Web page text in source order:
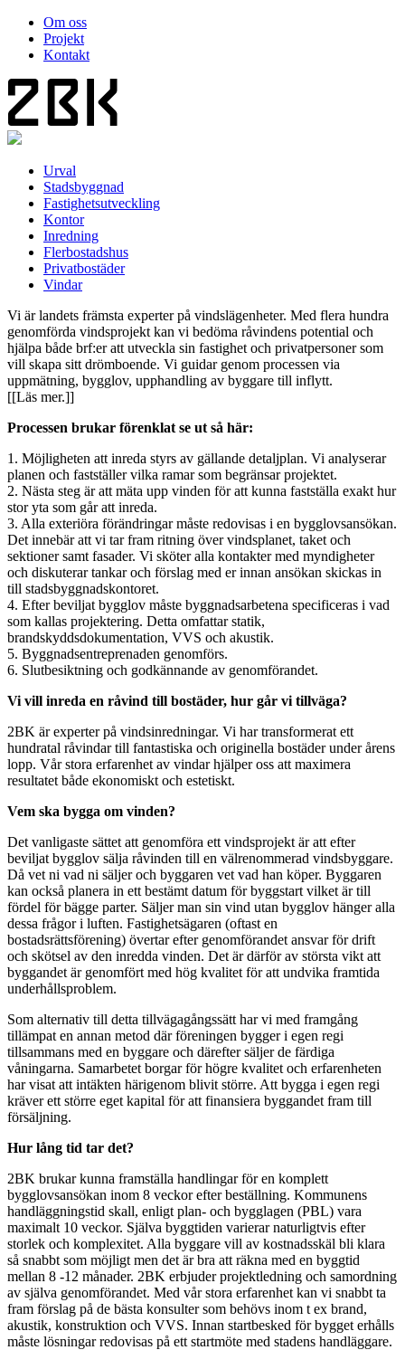
Om oss
Projekt
Kontakt
Urval
Stadsbyggnad
Fastighetsutveckling
Kontor
Inredning
Flerbostadshus
Privatbostäder
Vindar
Vi är landets främsta experter på vindslägenheter. Med flera hundra
genomförda vindsprojekt kan vi bedöma råvindens potential och
hjälpa både brf:er att utveckla sin fastighet och privatpersoner som
vill skapa sitt drömboende. Vi guidar genom processen via
uppmätning, bygglov, upphandling av byggare till inflytt.
[[Läs mer.]]
Processen brukar förenklat se ut så här:
1. Möjligheten att inreda styrs av gällande detaljplan. Vi analyserar
planen och fastställer vilka ramar som begränsar projektet.
2. Nästa steg är att mäta upp vinden för att kunna fastställa exakt hur
stor yta som går att inreda.
3. Alla exteriöra förändringar måste redovisas i en bygglovsansökan.
Det innebär att vi tar fram ritning över vindsplanet, taket och
sektioner samt fasader. Vi sköter alla kontakter med myndigheter
och diskuterar tankar och förslag med er innan ansökan skickas in
till stadsbyggnadskontoret.
4. Efter beviljat bygglov måste byggnadsarbetena specificeras i vad
som kallas projektering. Detta omfattar statik,
brandskyddsdokumentation, VVS och akustik.
5. Byggnadsentreprenaden genomförs.
6. Slutbesiktning och godkännande av genomförandet.
Vi vill inreda en råvind till bostäder, hur går vi tillväga?
2BK är experter på vindsinredningar. Vi har transformerat ett
hundratal råvindar till fantastiska och originella bostäder under årens
lopp. Vår stora erfarenhet av vindar hjälper oss att maximera
resultatet både ekonomiskt och estetiskt.
Vem ska bygga om vinden?
Det vanligaste sättet att genomföra ett vindsprojekt är att efter
beviljat bygglov sälja råvinden till en välrenommerad vindsbyggare.
Då vet ni vad ni säljer och byggaren vet vad han köper. Byggaren
kan också planera in ett bestämt datum för byggstart vilket är till
fördel för bägge parter. Säljer man sin vind utan bygglov hänger alla
dessa frågor i luften. Fastighetsägaren (oftast en
bostadsrättsförening) övertar efter genomförandet ansvar för drift
och skötsel av den inredda vinden. Det är därför av största vikt att
byggandet är genomfört med hög kvalitet för att undvika framtida
underhållsproblem.
Som alternativ till detta tillvägagångssätt har vi med framgång
tillämpat en annan metod där föreningen bygger i egen regi
tillsammans med en byggare och därefter säljer de färdiga
våningarna. Samarbetet borgar för högre kvalitet och erfarenheten
har visat att intäkten härigenom blivit större. Att bygga i egen regi
kräver ett större eget kapital för att finansiera byggandet fram till
försäljning.
Hur lång tid tar det?
2BK brukar kunna framställa handlingar för en komplett
bygglovsansökan inom 8 veckor efter beställning. Kommunens
handläggningstid skall, enligt plan- och bygglagen (PBL) vara
maximalt 10 veckor. Själva byggtiden varierar naturligtvis efter
storlek och komplexitet. Alla byggare vill av kostnadsskäl bli klara
så snabbt som möjligt men det är bra att räkna med en byggtid
mellan 8 -12 månader. 2BK erbjuder projektledning och samordning
av själva genomförandet. Med vår stora erfarenhet kan vi snabbt ta
fram förslag på de bästa konsulter som behövs inom t ex brand,
akustik, konstruktion och VVS. Innan startbesked för bygget erhålls
måste lösningar redovisas på ett startmöte med stadens handläggare.